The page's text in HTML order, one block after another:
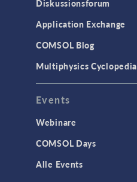
Diskussionsforum
Application Exchange
COMSOL Blog
Multiphysics Cyclopedia
Events
Webinare
COMSOL Days
Alle Events